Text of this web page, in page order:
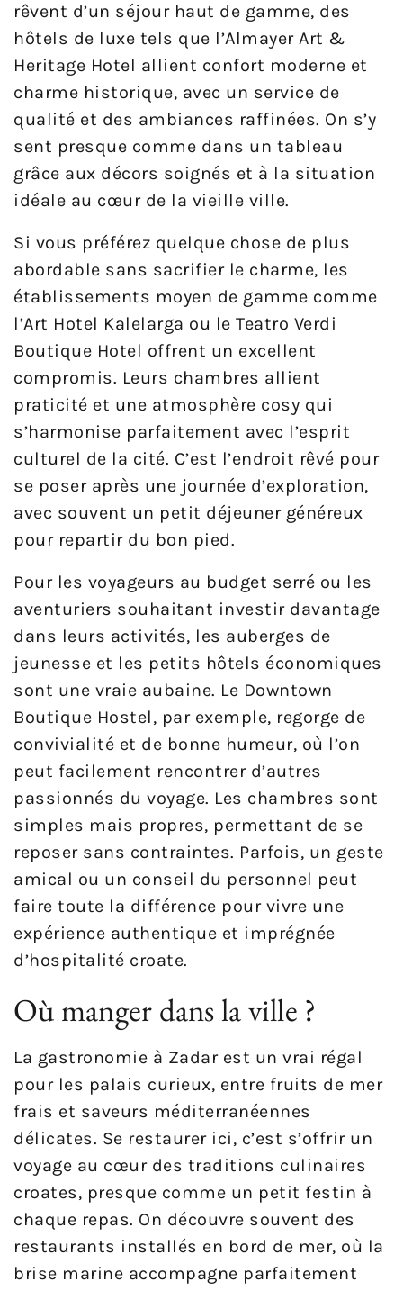
rêvent d’un séjour haut de gamme, des
hôtels de luxe tels que l’Almayer Art &
Heritage Hotel allient confort moderne et
charme historique, avec un service de
qualité et des ambiances raffinées. On s’y
sent presque comme dans un tableau
grâce aux décors soignés et à la situation
idéale au cœur de la vieille ville.
Si vous préférez quelque chose de plus
abordable sans sacrifier le charme, les
établissements moyen de gamme comme
l’Art Hotel Kalelarga ou le Teatro Verdi
Boutique Hotel offrent un excellent
compromis. Leurs chambres allient
praticité et une atmosphère cosy qui
s’harmonise parfaitement avec l’esprit
culturel de la cité. C’est l’endroit rêvé pour
se poser après une journée d’exploration,
avec souvent un petit déjeuner généreux
pour repartir du bon pied.
Pour les voyageurs au budget serré ou les
aventuriers souhaitant investir davantage
dans leurs activités, les auberges de
jeunesse et les petits hôtels économiques
sont une vraie aubaine. Le Downtown
Boutique Hostel, par exemple, regorge de
convivialité et de bonne humeur, où l’on
peut facilement rencontrer d’autres
passionnés du voyage. Les chambres sont
simples mais propres, permettant de se
reposer sans contraintes. Parfois, un geste
amical ou un conseil du personnel peut
faire toute la différence pour vivre une
expérience authentique et imprégnée
d’hospitalité croate.
Où manger dans la ville ?
La gastronomie à Zadar est un vrai régal
pour les palais curieux, entre fruits de mer
frais et saveurs méditerranéennes
délicates. Se restaurer ici, c’est s’offrir un
voyage au cœur des traditions culinaires
croates, presque comme un petit festin à
chaque repas. On découvre souvent des
restaurants installés en bord de mer, où la
brise marine accompagne parfaitement